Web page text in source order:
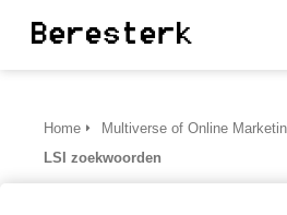
Home Multiverse of Online
LSI zoekwoorden